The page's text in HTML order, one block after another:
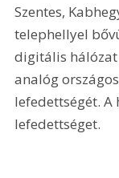
Szentes,
telephellyel
digitális
analóg
lefedettségét. A
lefedettséget.